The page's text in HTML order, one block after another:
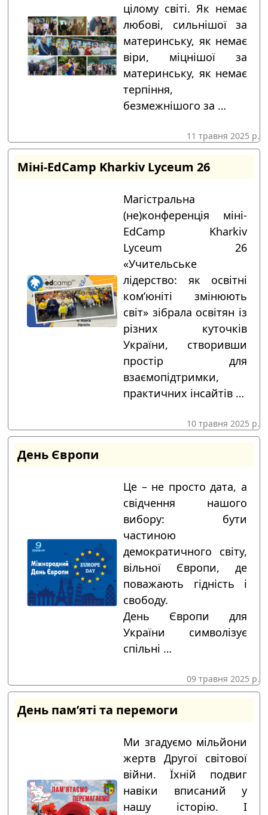
цілому світі. Як немає
любові, сильнішої за
материнську, як немає
віри, міцнішої за
материнську, як немає
терпіння,
безмежнішого за …
11 травня 2025 р.
Міні-EdCamp Kharkiv Lyceum 26
Магістральна
(не)конференція міні-
EdCamp Kharkiv
Lyceum 26
«Учительське
лідерство: як освітні
ком’юніті змінюють
світ» зібрала освітян із
різних куточків
України, створивши
простір для
взаємопідтримки,
практичних інсайтів …
10 травня 2025 р.
День Європи
Це – не просто дата, а
свідчення нашого
вибору: бути
частиною
демократичного світу,
вільної Європи, де
поважають гідність і
свободу.
День Європи для
України символізує
спільні …
09 травня 2025 р.
День пам’яті та перемоги
Ми згадуємо мільйони
жертв Другої світової
війни. Їхній подвиг
навіки вписаний у
нашу історію. І